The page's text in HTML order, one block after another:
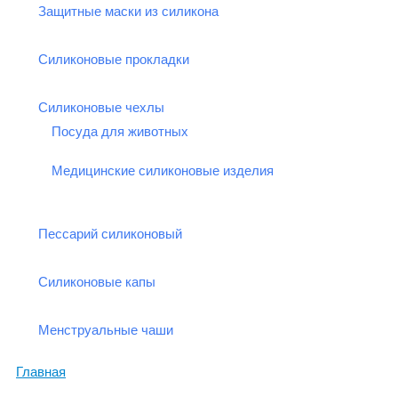
Защитные маски из силикона
Силиконовые прокладки
Силиконовые чехлы
Посуда для животных
Медицинские силиконовые изделия
Пессарий силиконовый
Силиконовые капы
Менструальные чаши
Главная